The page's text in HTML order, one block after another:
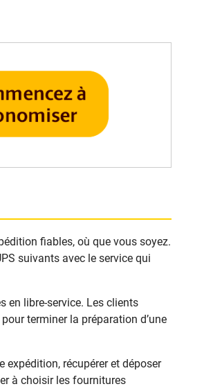
fiables, où que vous soyez.
suivants avec le service qui
en libre-service. Les clients
terminer la préparation d’une
expédition, récupérer et déposer
à choisir les fournitures